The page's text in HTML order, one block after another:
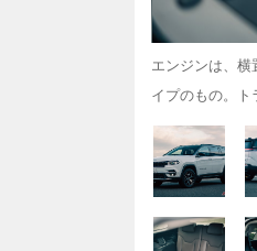
エンジンは、
イプのもの。